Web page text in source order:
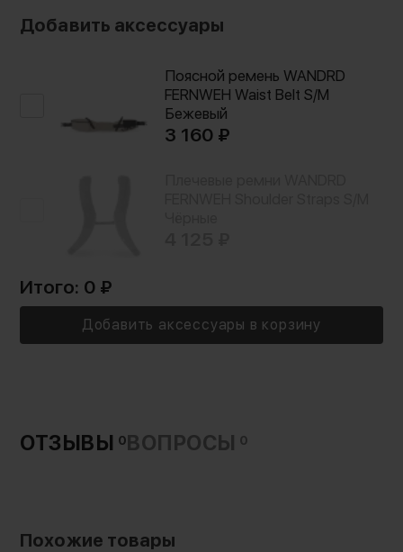
Китай
Добавить аксессуары
Поясной ремень WANDRD
FERNWEH Waist Belt S/M
Бежевый
3 160 ₽
Итого: 0 ₽
Добавить аксессуары в корзину
ОТЗЫВЫ 0ВОПРОСЫ 0
Похожие товары